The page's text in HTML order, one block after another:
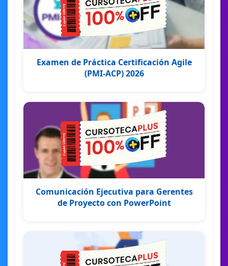
Examen de Práctica Certificación Agile
(PMI-ACP) 2026
Comunicación Ejecutiva para Gerentes
de Proyecto con PowerPoint